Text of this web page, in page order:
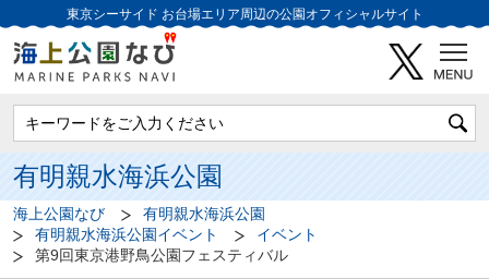
東京シーサイド お台場エリア周辺の公園オフィシャルサイト
有明親水海浜公園
海上公園なび
有明親水海浜公園
有明親水海浜公園イベント
イベント
第9回東京港野鳥公園フェスティバル